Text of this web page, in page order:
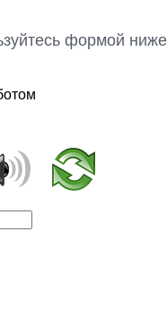
формой